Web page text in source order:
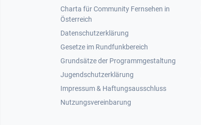
Footer 1
Charta für Community Fernsehen in
Österreich
Datenschutzerklärung
Gesetze im Rundfunkbereich
Grundsätze der Programmgestaltung
Jugendschutzerklärung
Impressum & Haftungsausschluss
Nutzungsvereinbarung